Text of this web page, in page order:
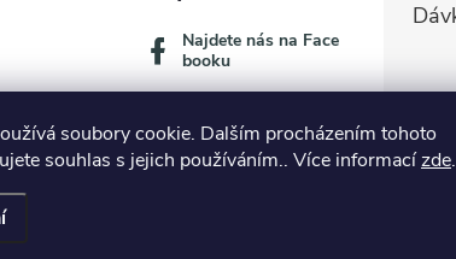
soubory cookie. Dalším procházením tohoto
souhlas s jejich používáním.. Více informacízde.
Najdete nás na Face
booku